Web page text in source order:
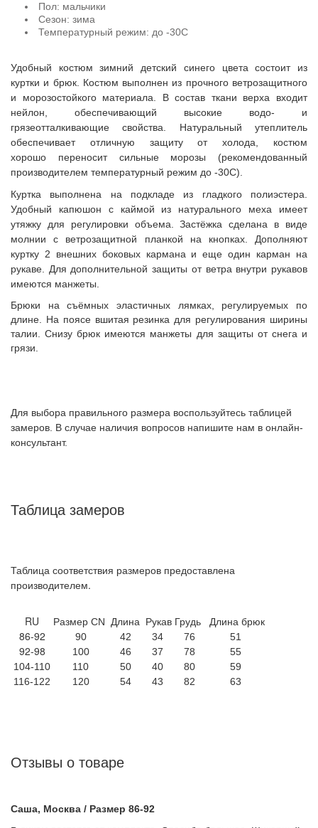
Пол: мальчики
Сезон: зима
Температурный режим: до -30С
Удобный костюм зимний детский синего цвета состоит из
куртки и брюк. Костюм выполнен из прочного ветрозащитного
и морозостойкого материала. В состав ткани верха входит
нейлон, обеспечивающий высокие водо- и
грязеотталкивающие свойства. Натуральный утеплитель
обеспечивает отличную защиту от холода, костюм
хорошо переносит сильные морозы (рекомендованный
производителем температурный режим до -30С).
Куртка выполнена на подкладе из гладкого полиэстера.
Удобный капюшон с каймой из натурального меха имеет
утяжку для регулировки объема. Застёжка сделана в виде
молнии с ветрозащитной планкой на кнопках. Дополняют
куртку 2 внешних боковых кармана и еще один карман на
рукаве. Для дополнительной защиты от ветра внутри рукавов
имеются манжеты.
Брюки на съёмных эластичных лямках, регулируемых по
длине. На поясе вшитая резинка для регулирования ширины
талии. Снизу брюк имеются манжеты для защиты от снега и
грязи.
Для выбора правильного размера воспользуйтесь таблицей
замеров. В случае наличия вопросов напишите нам в онлайн-
консультант.
Таблица замеров
Таблица соответствия размеров предоставлена
производителем.
RU Размер CN Длина Рукав Грудь Длина брюк
86-92 90 42 34 76 51
92-98 100 46 37 78
55
104-110
110 50 40 80
59
116-122
120 54 43 82 63
Отзывы о товаре
Саша, Москва / Размер 86-92